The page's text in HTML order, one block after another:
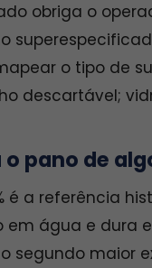
obriga o
o tipo de
descartável;
pano de
é a referência
em água e dura
o segundo maior